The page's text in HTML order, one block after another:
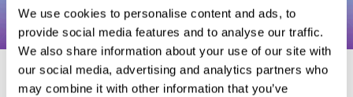
We use cookies to personalise content and ads, to
provide social media features and to analyse our traffic.
We also share information about your use of our site with
our social media, advertising and analytics partners who
may combine it with other information that you’ve